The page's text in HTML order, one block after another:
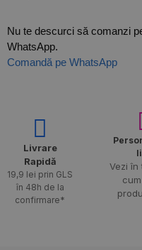
Nu te descurci să comanzi
WhatsApp.
Comandă pe WhatsApp
Livrare
Rapidă​
19,9 lei prin GLS
în 48h de la
confirmare*
Vezi în